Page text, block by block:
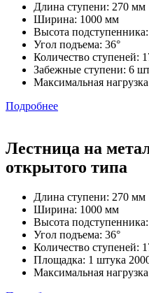
Длина ступени: 270 мм
Ширина: 1000 мм
Высота
Угол подъема: 36°
Количество ступеней:
Забежные ступени: 6
Максимальная
Подробнее
Лестница на
открытого типа
Длина ступени: 270 мм
Ширина: 1000 мм
Высота
Угол подъема: 36°
Количество ступеней:
Площадка: 1 штука
Максимальная